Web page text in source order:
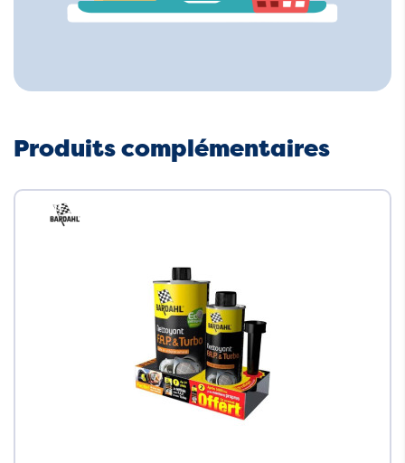
Produits complémentaires
Neuf